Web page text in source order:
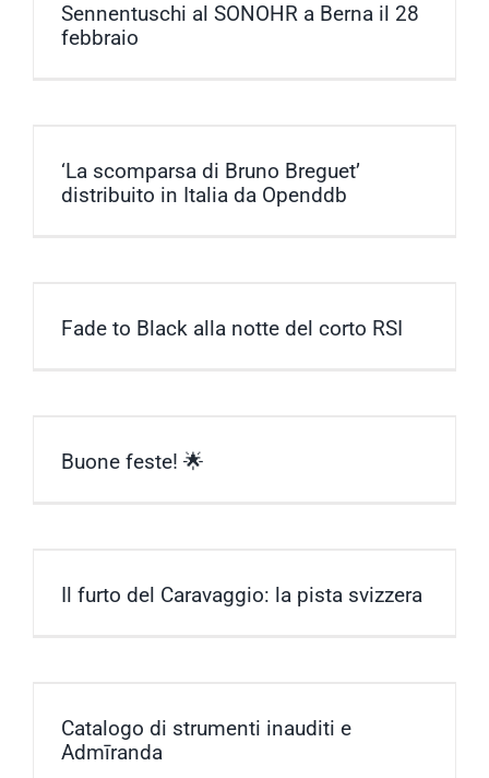
Sennentuschi al SONOHR a Berna il 28
febbraio
‘La scomparsa di Bruno Breguet’
distribuito in Italia da Openddb
Fade to Black alla notte del corto RSI
Buone feste! 🌟
Il furto del Caravaggio: la pista svizzera
Catalogo di strumenti inauditi e
Admīranda